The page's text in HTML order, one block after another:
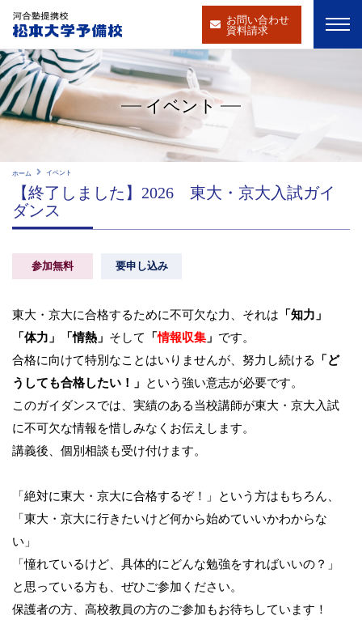
お問い合わせ
資料請求
イベント
ホーム イベント
【終了しました】2026 東大・京大入試ガイ
ダンス
参加無料 要申し込み
東大・京大に合格するために不可欠な力、それは 「知力」
「体力」「情熱」 そして 「情報収集 」 です。
合格に向けて特別なことはいりませんが、努力し続ける
「ど
うしても合格したい！」 という強い意志が必要です。
このガイダンスでは、実績のある当校講師が東大・京大入試
に不可欠な情報を惜しみなくお伝えします。
講義後、個別相談も受け付けます。
「絶対に東大・京大に合格するぞ！」という方はもちろん、
「東大・京大に行きたいけど何から始めていいかわからな
い」
「憧れているけど、具体的にどんな勉強をすればいいの？」
と思っている方も、ぜひご参加ください。
保護者の方、高校教員の方のご参加もお待ちしています！